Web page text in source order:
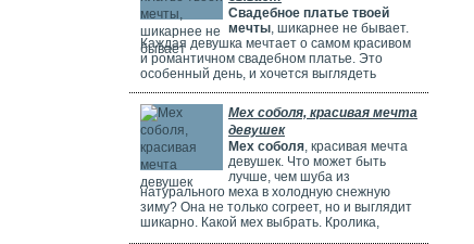
девушки соревнуются, кто лучше выглядит.
Свадебное платье твоей
мечты, шикарнее не бывает.
Каждая девушка мечтает о самом красивом
и романтичном свадебном платье. Это
особенный день, и хочется выглядеть
потрясающе! Но выбрать идеальное платье
может быть непросто. Раньше девушки
ходили по магазинам, смотрели каталоги и
искали платье в интернете. Сейчас это
проще благодаря онлайн-каталогам. Там
можно найти много красивых нарядов от
разных дизайнеров.
Мех соболя, красивая мечта
девушек
Мех соболя, красивая мечта
девушек. Что может быть
лучше, чем шуба из
натурального меха в холодную снежную
зиму? Она не только согреет, но и выглядит
шикарно. Какой мех выбрать. Кролика,